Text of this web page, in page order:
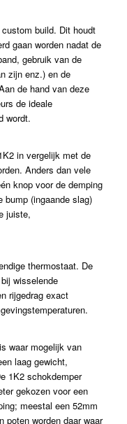
build. Dit houdt
gaan worden nadat de
gebruik van de
zijn enz.) en de
de hand van deze
de ideale
wordt.
in vergelijk met de
Anders dan vele
knop voor de demping
(ingaande slag)
juiste,
thermostaat. De
wisselende
rijgedrag exact
waar mogelijk van
laag gewicht,
1K2 schokdemper
gekozen voor een
meestal een 52mm
poten worden daar waar